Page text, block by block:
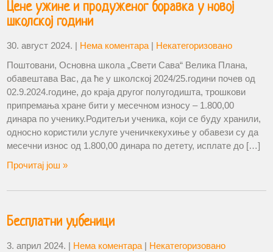
Цене ужине и продуженог боравка у новој
школској години
30. август 2024. | Нема коментара | Некатегоризовано
Поштовани, Основна школа „Свети Сава“ Велика Плана,
обавештава Вас, да ће у школској 2024/25.години почев од
02.9.2024.године, до краја другог полугодишта, трошкови
припремања хране бити у месечном износу – 1.800,00
динара по ученику.Родитељи ученика, који се буду хранили,
односно користили услуге ученичкекухиње у обавези су да
месечни износ од 1.800,00 динара по детету, исплате до […]
Прочитај још »
Бесплатни уџбеници
3. април 2024. | Нема коментара | Некатегоризовано